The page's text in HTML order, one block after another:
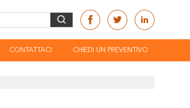
CONTATTACI CHIEDI UN PREVENTIVO